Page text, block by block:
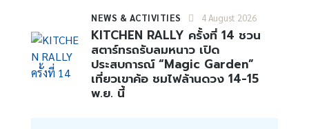
NEWS & ACTIVITIES 4 August 2026
KITCHEN RALLY ครั้งที่ 14 ชวน
สตาร์ทรถรับลมหนาว เปิด
ประสบการณ์ “Magic Garden”
เที่ยวเขาค้อ ชมไฟล้านดวง 14-15
พ.ย. นี้